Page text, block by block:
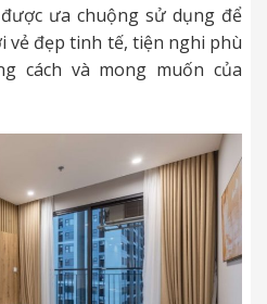
ưa chuộng sử dụng để
vẻ đẹp tinh tế, tiện nghi phù
cách và mong muốn của